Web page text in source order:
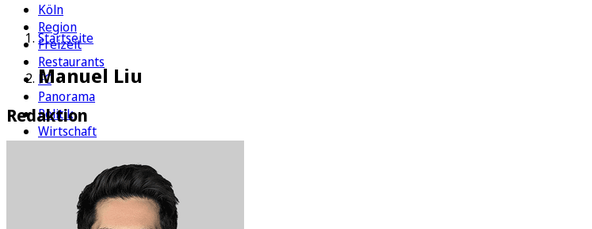
Köln
Region
Freizeit
Restaurants
FC
Panorama
Politik
Wirtschaft
Newsletter
E-Paper
Startseite
Manuel Liu
Redaktion